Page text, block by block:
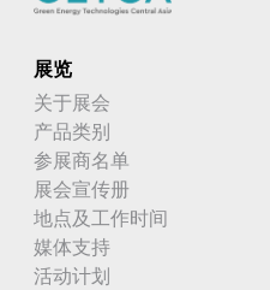
展览
关于展会
产品类别
参展商名单
展会宣传册
地点及工作时间
媒体支持
活动计划